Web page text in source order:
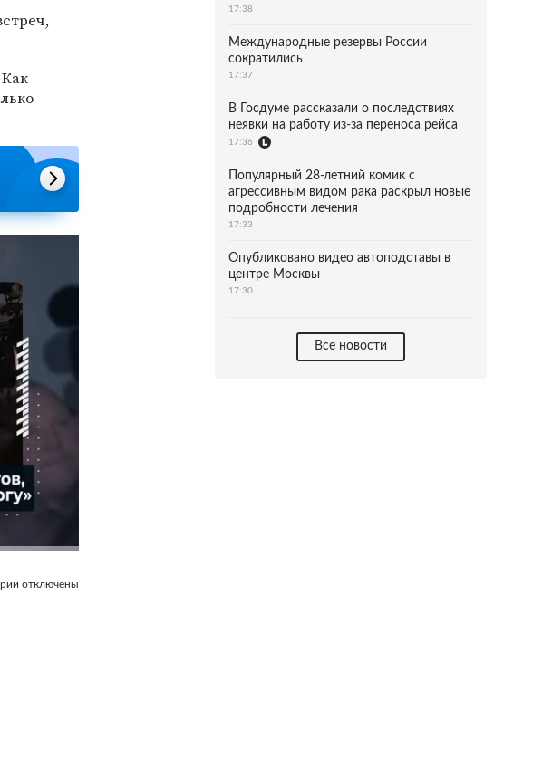
отключены
17:38
Международные резервы России
сократились
17:37
В Госдуме рассказали о последствиях
неявки на работу из-за переноса рейса
17:36
Популярный 28-летний комик с
агрессивным видом рака раскрыл новые
подробности лечения
17:33
Опубликовано видео автоподставы в
центре Москвы
17:30
Все новости